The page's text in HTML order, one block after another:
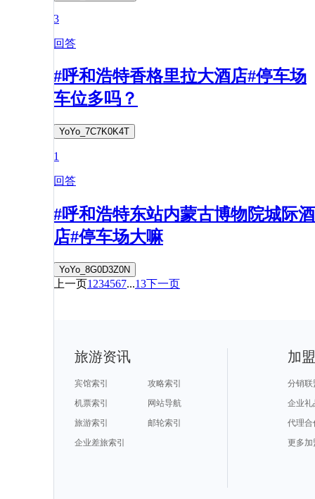
3
回答
#呼和浩特香格里拉大酒店#停车场
车位多吗？
YoYo_7C7K0K4T
1
回答
#呼和浩特东站内蒙古博物院城际酒
店#停车场大嘛
YoYo_8G0D3Z0N
上一页1 234567...13下一页
旅游资讯
宾馆索引
攻略索引
机票索引
网站导航
旅游索引
邮轮索引
企业差旅索引
加
分销联
企业礼
代理合
更多加